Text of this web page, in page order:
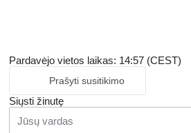
Pardavėjo vietos laikas: 14:57 (CEST)
Prašyti susitikimo
Siųsti žinutę